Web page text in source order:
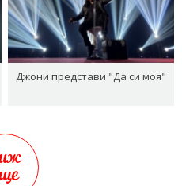
Джони представи "Да си моя"